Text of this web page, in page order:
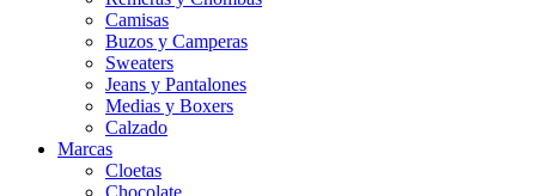
Camisas
Buzos y Camperas
Sweaters
Jeans y Pantalones
Medias y Boxers
Calzado
Marcas
Cloetas